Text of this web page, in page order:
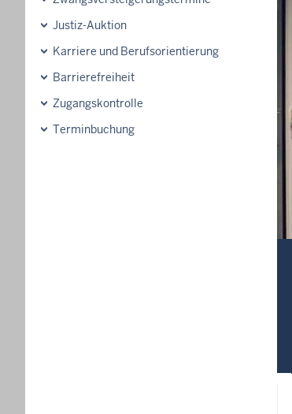
Justiz-Auktion
Karriere und Berufsorientierung
Barrierefreiheit
Zugangskontrolle
Terminbuchung